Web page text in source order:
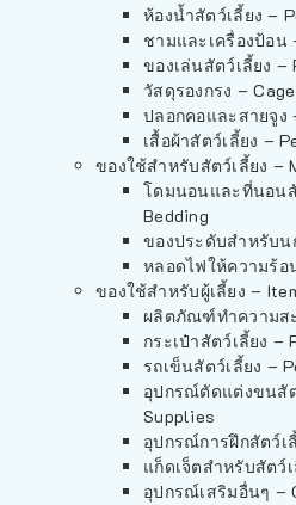
ห้องน้ำสัตว์เลี้ยง –
ชามและเครื่องป้อน
ของเล่นสัตว์เลี้ยง –
วัสดุรองกรง –
ปลอกคอและสายจูง
เสื้อผ้าสัตว์เลี้ยง –
ของใช้สำหรับสัตว์เลี้ยง –
โดมนอนและที่นอน
Bedding
ของประดับสำหรับ
หลอดไฟให้ความร้อ
ของใช้สำหรับผู้เลี้ยง –
ผลิตภัณฑ์ทำความส
กระเป๋าสัตว์เลี้ยง –
รถเข็นสัตว์เลี้ยง –
อุปกรณ์ตัดแต่งขนสัต
Supplies
อุปกรณ์การฝึกสัตว์เ
แก็ดเจ็ตสำหรับสัตว์
อุปกรณ์เสริมอื่นๆ –